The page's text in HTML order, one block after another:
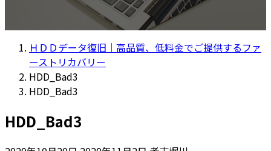
ＨＤＤデータ復旧｜高品質、低料金でご提供するファ
ーストリカバリー
HDD_Bad3
HDD_Bad3
HDD_Bad3